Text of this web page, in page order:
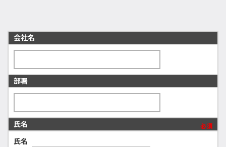
会社名
部署
氏名 必須
氏名